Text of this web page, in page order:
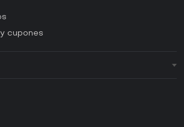
cupones
Key de Steam?